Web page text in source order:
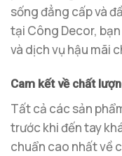
sống đẳng cấp và
tại Công Decor,
và dịch vụ hậu mãi
Cam kết về chất
Tất cả các sản
trước khi đến tay
chuẩn cao nhất về